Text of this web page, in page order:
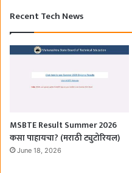
Recent Tech News
MSBTE Result Summer 2026
कसा पाहायचा? (मराठी ट्युटोरियल)
June 18, 2026